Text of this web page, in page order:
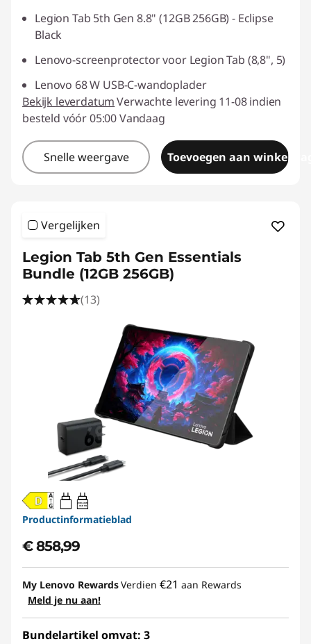
Legion Tab 5th Gen 8.8" (12GB 256GB) - Eclipse
Black
Lenovo-screenprotector voor Legion Tab (8,8", 5)
Lenovo 68 W USB-C-wandoplader
Bekijk leverdatumVerwachte levering 11-08 indien
besteld vóór 05:00 Vandaag
Snelle weergave Toevoegen aan
Vergelijken
Legion Tab 5th Gen Essentials
Bundle (12GB 256GB)
(13)
20W-60W
USB PD
Productinformatieblad
€ 858,99
My Lenovo RewardsVerdien €21 aan Rewards
Meld je nu aan!
Bundelartikel omvat: 3